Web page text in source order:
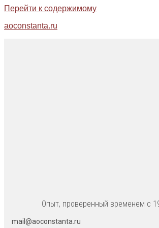
Перейти к содержимому
aoconstanta.ru
Опыт, проверенный временем с
mail@aoconstanta.ru